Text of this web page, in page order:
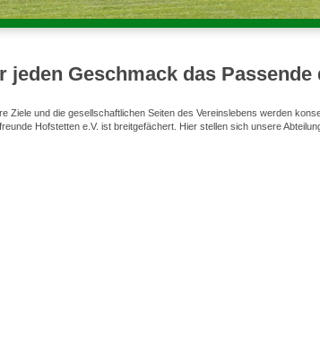
jeden Geschmack das Passende
Ziele und die gesellschaftlichen Seiten des Vereinslebens werden
Hofstetten e.V. ist breitgefächert. Hier stellen sich unsere